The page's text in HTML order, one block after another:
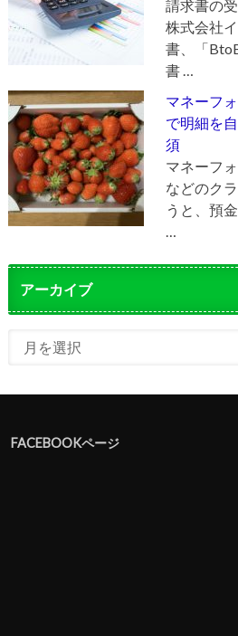
請求書の
株式会社
書、「
書 …
マネーフ
で明細を
須
マネーフ
などのク
うと、預
…
アーカイブ
FACEBOOKページ